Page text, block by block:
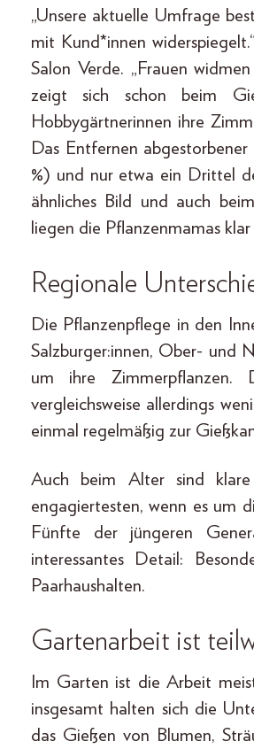
„Unsere aktuelle Umfrage
mit Kund*innen
Salon Verde. „Frauen
zeigt sich schon beim
Hobbygärtnerinnen ihre
Das Entfernen
%) und nur etwa ein Drittel
ähnliches Bild und auch
liegen die Pflanzenmamas
Regionale
Die Pflanzenpflege in den
Salzburger:innen, Ober- und
um ihre Zimmerpflanzen.
vergleichsweise allerdings
einmal regelmäßig zur
Auch beim Alter sind klare
engagiertesten, wenn es um
Fünfte der jüngeren
interessantes Detail:
Paarhaushalten.
Gartenarbeit ist
Im Garten ist die Arbeit
insgesamt halten sich die
das Gießen von Blumen,